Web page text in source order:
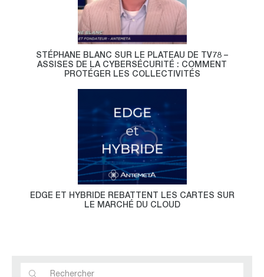
STÉPHANE BLANC SUR LE PLATEAU DE TV78 –
ASSISES DE LA CYBERSÉCURITÉ : COMMENT
PROTÉGER LES COLLECTIVITÉS
EDGE ET HYBRIDE REBATTENT LES CARTES SUR
LE MARCHÉ DU CLOUD